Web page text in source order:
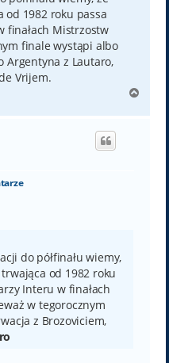
od 1982 roku passa
finałach Mistrzostw
finale wystąpi albo
Argentyna z Lautaro,
Vrijem.
g
do półfinału wiemy,
od 1982 roku
Interu w finałach
w tegorocznym
z Brozoviciem,